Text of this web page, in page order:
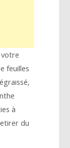
feuilles
à
du